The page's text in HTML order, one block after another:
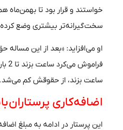
خواستند و قرار بود تا
سخت‌گیرانه‌تر بیشتری وضع
ساعت بزند، از حقوقش کم
اضافه‌کاری پرستاران باید 100 هزار
این پرستار در ادامه به مبلغ